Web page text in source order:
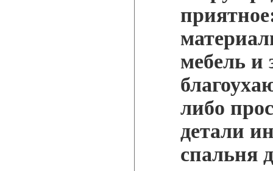
мебель и
либо
детали
спальня